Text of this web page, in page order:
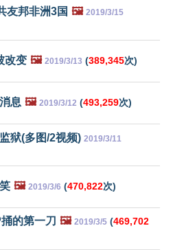
友邦非洲3国 🖼️ 2019/3/15
改变 🖼️ 2019/3/13 (389,345次)
息 🖼️ 2019/3/12 (493,259次)
狱(多图/2视频) 2019/3/11
🖼️ 2019/3/6 (470,822次)
的第一刀 🖼️ 2019/3/5 (469,702